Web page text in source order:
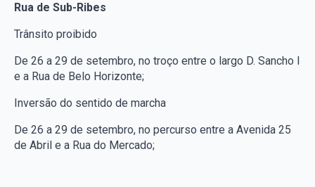
Rua de Sub-Ribes
Trânsito proibido
De 26 a 29 de setembro, no troço entre o largo D. Sancho I
e a Rua de Belo Horizonte;
Inversão do sentido de marcha
De 26 a 29 de setembro, no percurso entre a Avenida 25
de Abril e a Rua do Mercado;